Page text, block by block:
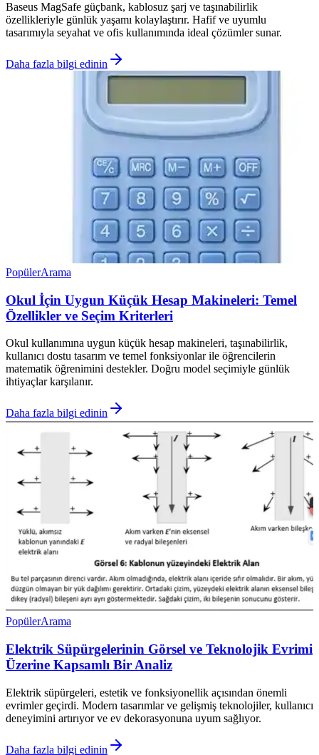
Baseus MagSafe güçbank, kablosuz şarj ve taşınabilirlik
özellikleriyle günlük yaşamı kolaylaştırır. Hafif ve uyumlu
tasarımıyla seyahat ve ofis kullanımında ideal çözümler sunar.
Daha fazla bilgi edinin
PopülerArama
Okul İçin Uygun Küçük Hesap Makineleri: Temel
Özellikler ve Seçim Kriterleri
Okul kullanımına uygun küçük hesap makineleri, taşınabilirlik,
kullanıcı dostu tasarım ve temel fonksiyonlar ile öğrencilerin
matematik öğrenimini destekler. Doğru model seçimiyle günlük
ihtiyaçlar karşılanır.
Daha fazla bilgi edinin
PopülerArama
Elektrik Süpürgelerinin Görsel ve Teknolojik Evrimi
Üzerine Kapsamlı Bir Analiz
Elektrik süpürgeleri, estetik ve fonksiyonellik açısından önemli
evrimler geçirdi. Modern tasarımlar ve gelişmiş teknolojiler, kullanıcı
deneyimini artırıyor ve ev dekorasyonuna uyum sağlıyor.
Daha fazla bilgi edinin